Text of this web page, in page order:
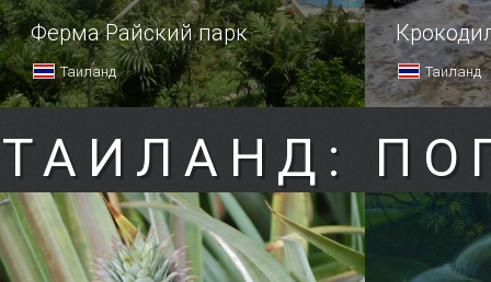
Ферма Райский парк
Таиланд Таиланд
ТАИЛАНД: